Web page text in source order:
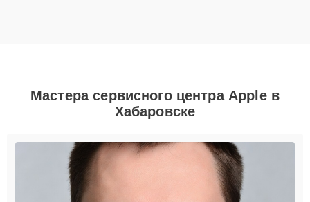
Мастера сервисного центра Apple в
Хабаровске